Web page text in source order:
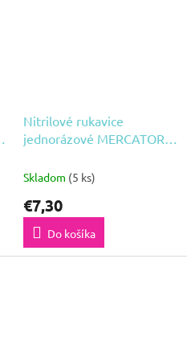
Nitrilové rukavice
jednorázové MERCATOR
modré L 100ks
Skladom (5 ks)
€7,30
Do košíka